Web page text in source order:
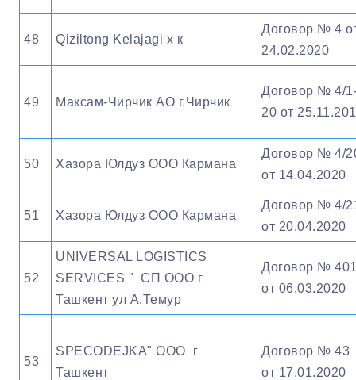
48 Qiziltong Kelajagi х к
Договор № 4
24.02.2020
49 Максам-Чирчик АО г.Чирчик
Договор № 4/
20 от
50 Хазора Юлдуз ООО Кармана
Договор № 4/
от 14.04.2020
51 Хазора Юлдуз ООО Кармана
Договор № 4/
от 20.04.2020
52
UNIVERSAL LOGISTICS
SERVICES " СП ООО г
Ташкент ул А.Темур
Договор №
от 06.03.2020
53
SPECODEJKA" OOO г
Ташкент
Договор № 43
от 17.01.2020